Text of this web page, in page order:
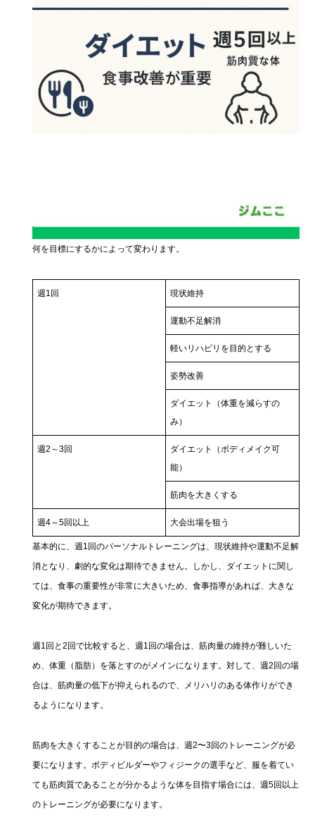
何を目標にするかによって変わります。
週1回 現状維持
運動不足解消
軽いリハビリを目的とする
姿勢改善
ダイエット（体重を減らすの
み）
週2～3回
ダイエット（ボディメイク可
能）
筋肉を大きくする
週4～5回以上 大会出場を狙う
基本的に、週1回のパーソナルトレーニングは、現状維持や運動不足解
消となり、劇的な変化は期待できません。しかし、ダイエットに関し
ては、食事の重要性が非常に大きいため、食事指導があれば、大きな
変化が期待できます。
週1回と2回で比較すると、週1回の場合は、筋肉量の維持が難しいた
め、体重（脂肪）を落とすのがメインになります。対して、週2回の場
合は、筋肉量の低下が抑えられるので、メリハリのある体作りができ
るようになります。
筋肉を大きくすることが目的の場合は、週2〜3回のトレーニングが必
要になります。ボディビルダーやフィジークの選手など、服を着てい
ても筋肉質であることが分かるような体を目指す場合には、週5回以上
のトレーニングが必要になります。